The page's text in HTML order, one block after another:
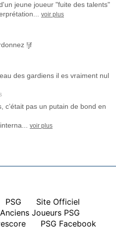
jeune joueur "fuite des talents"
voir plus
!jf
des gardiens il es vraiment nul
c’était pas un putain de bond en
voir plus
PSG
Site Officiel
Anciens Joueurs PSG
PSG Facebook